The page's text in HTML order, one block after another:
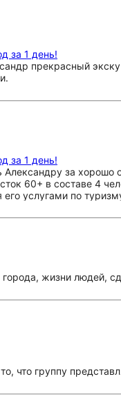
за 1 день!
прекрасный
за 1 день!
за хорошо
60+ в составе 4
услугами по
жизни людей,
что группу